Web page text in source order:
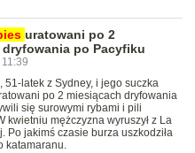
uratowani po 2
dryfowania po Pacyfiku
51-latek z Sydney, i jego suczka
po 2 miesiącach dryfowania
się surowymi rybami i pili
kwietniu mężczyzna wyruszył z La
Po jakimś czasie burza uszkodziła
katamaranu.